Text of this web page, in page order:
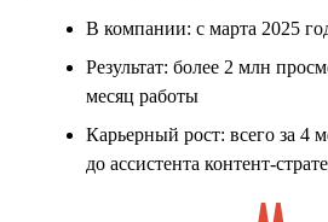
В компании: с марта 2025
Результат: более 2 млн
месяц работы
Карьерный рост: всего за 4
до ассистента контент-